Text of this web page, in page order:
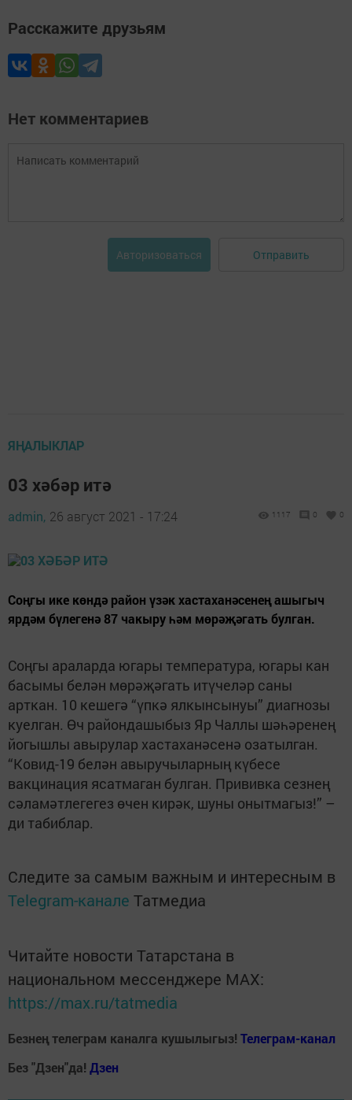
Расскажите друзьям
Нет комментариев
Авторизоваться Отправить
ЯҢАЛЫКЛАР
03 хәбәр итә
admin, 26 август 2021 - 17:24 1117 0 0
Соңгы ике көндә район үзәк хастаханәсенең ашыгыч
ярдәм бүлегенә 87 чакыру һәм мөрәҗәгать булган.
Соңгы араларда югары температура, югары кан
басымы белән мөрәҗәгать итүчеләр саны
арткан. 10 кешегә “үпкә ялкынсынуы” диагнозы
куелган. Өч райондашыбыз Яр Чаллы шәһәренең
йогышлы авырулар хастаханәсенә озатылган.
“Ковид-19 белән авыручыларның күбесе
вакцинация ясатмаган булган. Прививка сезнең
сәламәтлегегез өчен кирәк, шуны онытмагыз!” –
ди табиблар.
Следите за самым важным и интересным в
Telegram-канале Татмедиа
Читайте новости Татарстана в
национальном мессенджере MАХ:
https://max.ru/tatmedia
Безнең телеграм каналга кушылыгыз! Телеграм-канал
Без "Дзен"да! Дзен